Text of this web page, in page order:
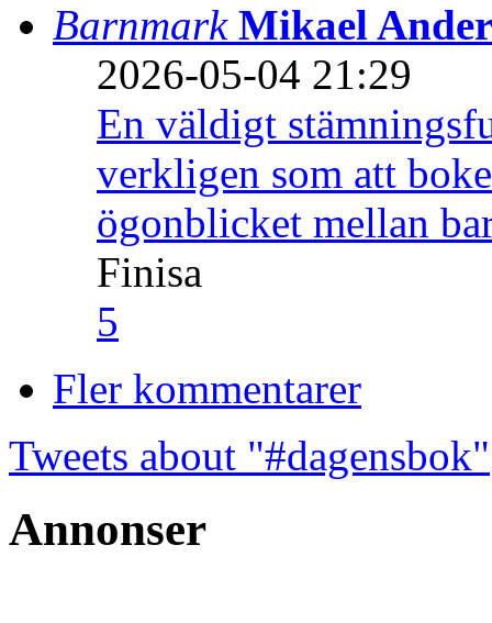
Barnmark Mikael
2026-05-04 21:29
En väldigt
verkligen som att
ögonblicket mellan
Finisa
5
Fler kommentarer
Tweets about "#dagensbok"
Annonser